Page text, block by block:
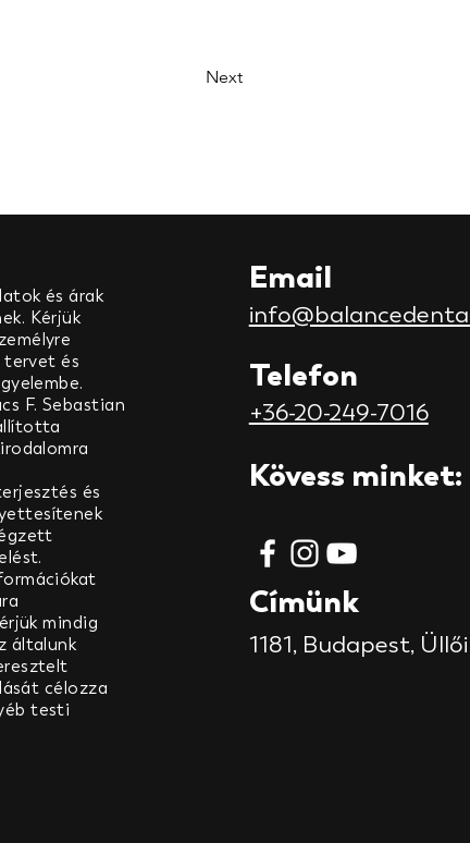
Next
és árak
Kérjük
tervet és
F. Sebastian
és
mindig
általunk
célozza
testi
Email
Telefon
+36-20-249-7016
Címünk
1181, Budapest,
Kövess minket: